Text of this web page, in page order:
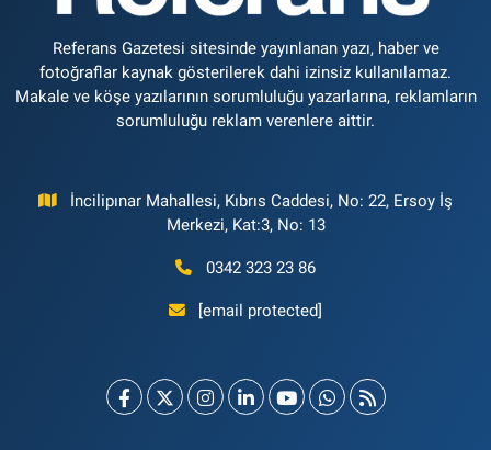
Referans Gazetesi sitesinde yayınlanan yazı, haber ve
fotoğraflar kaynak gösterilerek dahi izinsiz kullanılamaz.
Makale ve köşe yazılarının sorumluluğu yazarlarına, reklamların
sorumluluğu reklam verenlere aittir.
İncilipınar Mahallesi, Kıbrıs Caddesi, No: 22, Ersoy İş
Merkezi, Kat:3, No: 13
0342 323 23 86
[email protected]